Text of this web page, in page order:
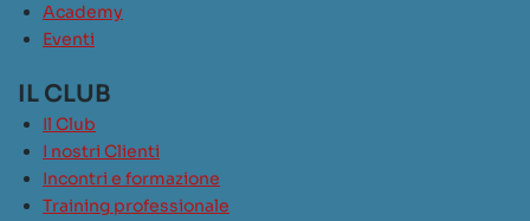
Academy
Eventi
IL CLUB
Il Club
I nostri Clienti
Incontri e formazione
Training professionale